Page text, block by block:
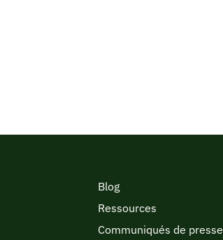
Blog
Ressources
Communiqués de presse